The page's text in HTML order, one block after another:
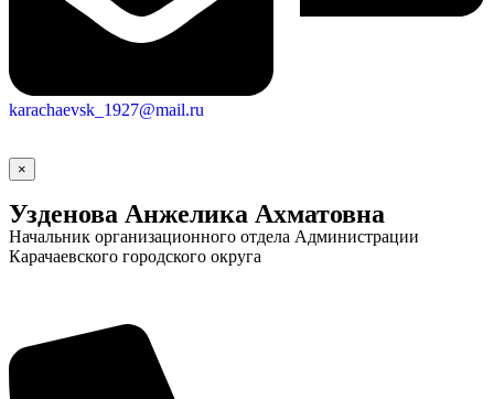
Социальные
karachaevsk_1927@mail.ru
×
Узденова Анжелика Ахматовна
Начальник организационного отдела Администрации
Карачаевского городского округа